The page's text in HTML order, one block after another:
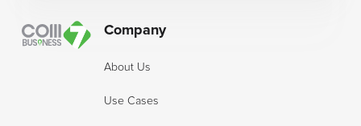
Company
About Us
Use Cases